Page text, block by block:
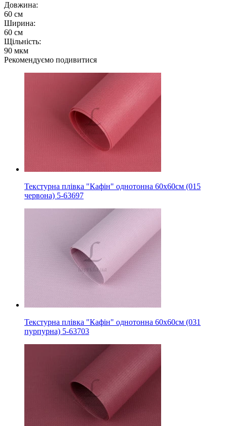
Довжина:
60 см
Ширина:
60 см
Щільність:
90 мкм
Рекомендуємо подивитися
Текстурна плівка "Кафін" однотонна 60х60см (015
червона) 5-63697
Текстурна плівка "Кафін" однотонна 60х60см (031
пурпурна) 5-63703